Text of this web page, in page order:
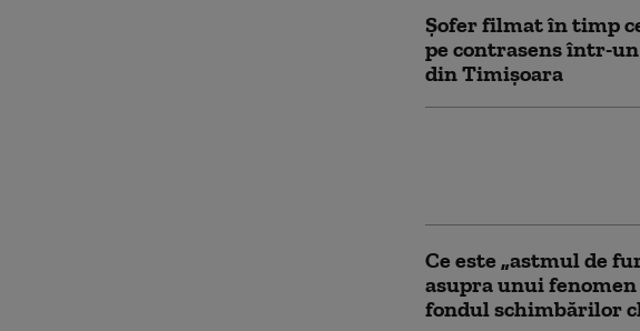
Șofer filmat în timp
pe contrasens într-un
din Timișoara
Ce este „astmul de
asupra unui
fondul schimbărilor